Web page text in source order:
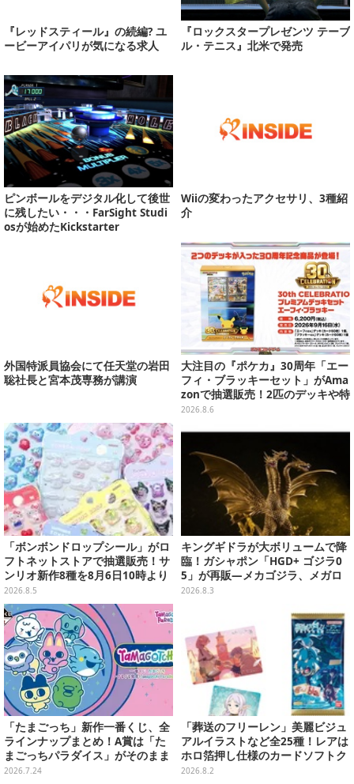
『レッドスティール』の続編? ユ
ービーアイパリが気になる求人
『ロックスタープレゼンツ テーブ
ル・テニス』北米で発売
ピンボールをデジタル化して後世
に残したい・・・FarSight Studi
osが始めたKickstarter
Wiiの変わったアクセサリ、3種紹
介
外国特派員協会にて任天堂の岩田
聡社長と宮本茂専務が講演
大注目の『ポケカ』30周年「エー
フィ・ブラッキーセット」がAma
zonで抽選販売！2匹のデッキや特
別カードを収録
2026.8.6
「ボンボンドロップシール」がロ
フトネットストアで抽選販売！サ
ンリオ新作8種を8月6日10時より
受付開始
2026.8.5
キングギドラが大ボリュームで降
臨！ガシャポン「HGD+ ゴジラ0
5」が再販―メカゴジラ、メガロ
なども揃った全4種
2026.8.3
「たまごっち」新作一番くじ、全
ラインナップまとめ！A賞は「た
まごっちパラダイス」がそのまま
ビッグサイズになったアラームク
2026.7.24
「葬送のフリーレン」美麗ビジュ
アルイラストなど全25種！レアは
ホロ箔押し仕様のカードソフトク
ッキー
2026.8.2